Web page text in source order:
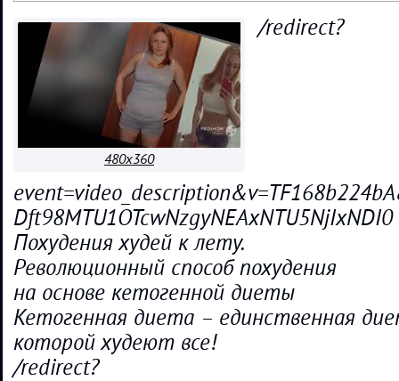
480x360
/redirect?
Dft98MTU1OTcwNzgyNEAxNTU5NjIxNDI0
Похудения худей к лету.
Революционный способ похудения
на основе кетогенной диеты
Кетогенная диета – единственная
которой худеют все!
/redirect?